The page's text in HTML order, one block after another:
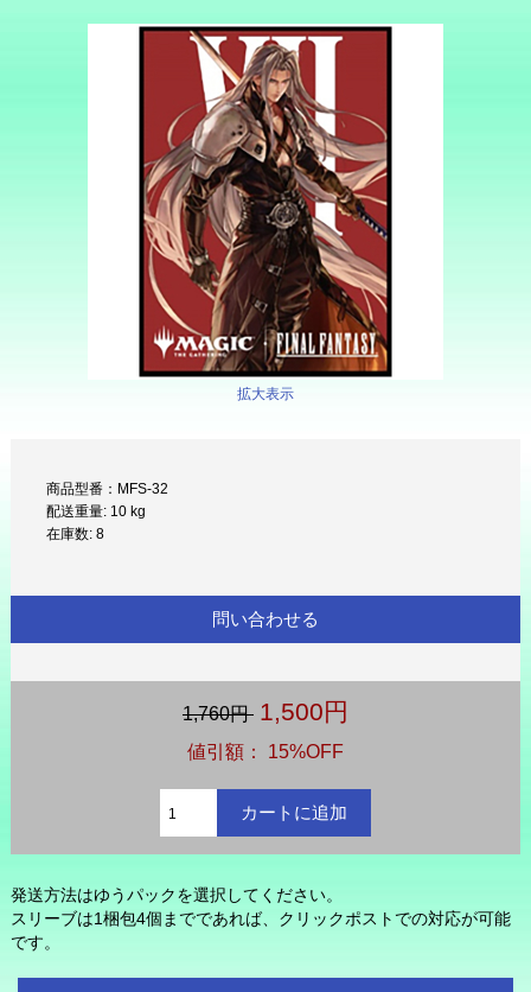
拡大表示
商品型番：MFS-32
配送重量: 10 kg
在庫数: 8
問い合わせる
1,760円 1,500円
値引額： 15%OFF
発送方法はゆうパックを選択してください。
スリーブは1梱包4個までであれば、クリックポストでの対応が可能
です。